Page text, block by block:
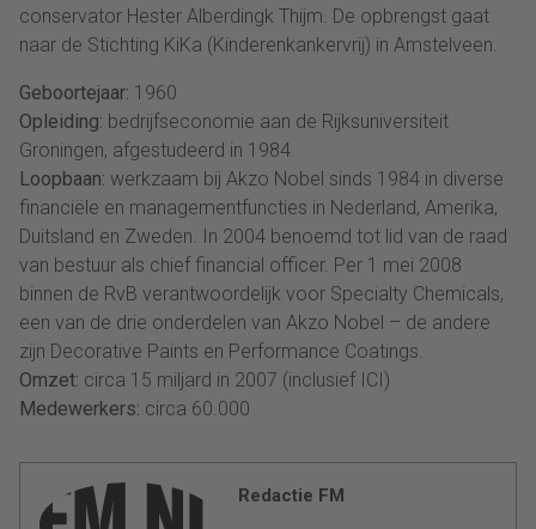
conservator Hester Alberdingk Thijm. De opbrengst gaat
naar de Stichting KiKa (Kinderenkankervrij) in Amstelveen.
Geboortejaar: 1960
Opleiding: bedrijfseconomie aan de Rijksuniversiteit
Groningen, afgestudeerd in 1984
Loopbaan: werkzaam bij Akzo Nobel sinds 1984 in diverse
financiële en managementfuncties in Nederland, Amerika,
Duitsland en Zweden. In 2004 benoemd tot lid van de raad
van bestuur als chief financial officer. Per 1 mei 2008
binnen de RvB verantwoordelijk voor Specialty Chemicals,
een van de drie onderdelen van Akzo Nobel – de andere
zijn Decorative Paints en Performance Coatings.
Omzet: circa 15 miljard in 2007 (inclusief ICI)
Medewerkers: circa 60.000
Redactie FM